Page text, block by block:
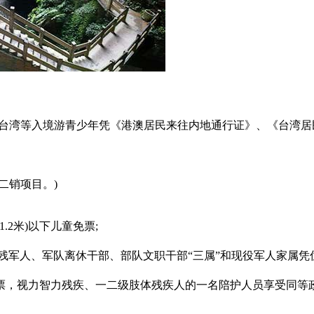
等入境游青少年凭《港澳居民来往内地通行证》、《台湾
销项目。)
米)以下儿童免票;
人、军队离休干部、部队文职干部“三属”和现役军人家属
视力智力残疾、一二级肢体残疾人的一名陪护人员享受同等